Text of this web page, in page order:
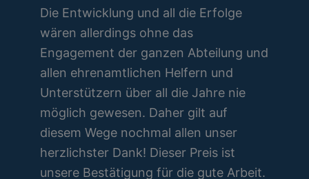
Die Entwicklung und all die Erfolge
wären allerdings ohne das
Engagement der ganzen Abteilung und
allen ehrenamtlichen Helfern und
Unterstützern über all die Jahre nie
möglich gewesen. Daher gilt auf
diesem Wege nochmal allen unser
herzlichster Dank! Dieser Preis ist
unsere Bestätigung für die gute Arbeit.